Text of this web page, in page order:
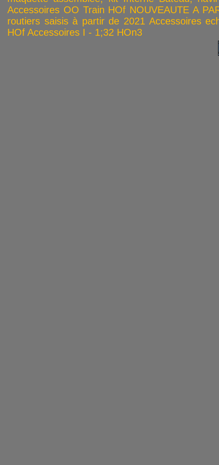
Accessoires OO Train HOf NOUVEAUTE A
routiers saisis à partir de 2021 Accessoires
HOf Accessoires I - 1;32 HOn3